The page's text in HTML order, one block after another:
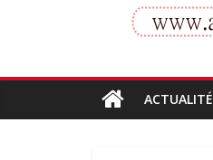
d'informations
ACTUALITÉ